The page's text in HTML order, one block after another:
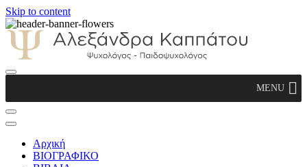
Skip to content
Παιδοψυχολόγος
MENU
Αρχική
ΒΙΟΓΡΑΦΙΚΟ